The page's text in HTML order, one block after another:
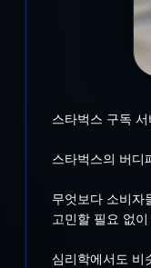
스타벅스 구독
스타벅스의 버디
무엇보다 소비자
고민할 필요 없
심리학에서도